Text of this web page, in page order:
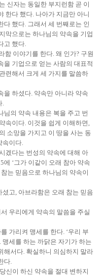
신자는 동일한 부지런함 곧 이
한다 했다. 나아가 지금만 아니
다 했다. 그래서 세 번째로는 인
막으로는 하나님의 약속을 기업
고 했다.
함 이야기를 한다. 왜 인가? 구원
을 기업으로 얻는 사람의 대표적
련해서 크게 세 가지를 말씀하
하셨다. 약속만 아니라 약속
.
의 약속 내용은 복을 주고 번
속이다. 이것을 쉽게 이해하면,
소망을 가지고 이 땅을 사는 동
속이다.
겠다는 번성의 약속에 대해 아
에 ‘그가 이같이 오래 참아 약속
는 믿음으로 하나님의 약속이
고, 아브라함은 오래 참는 믿음
우리에게 약속의 말씀을 주실
가리켜 맹세를 한다. ‘우리 부
맹세를 하는 까닭은 자기가 하는
해서다. 확실하니 의심하지 말라
다.
신이 하신 약속을 절대 변하지